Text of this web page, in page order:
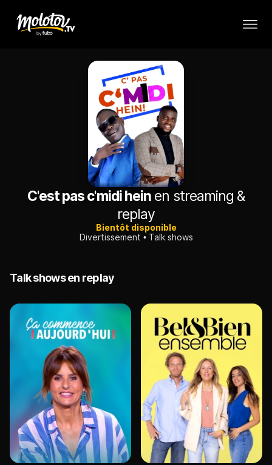
C'est pas c'midi hein en streaming &
replay
Bientôt disponible
Divertissement
Talk shows
Talk shows en replay